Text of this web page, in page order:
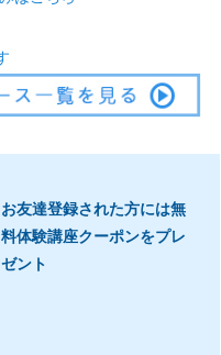
お友達登録された方には無
料体験講座クーポンをプレ
ゼント